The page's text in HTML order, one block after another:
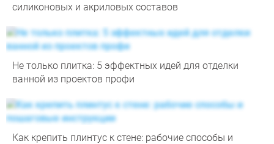
силиконовых и акриловых составов
Не только плитка: 5 эффектных идей для отделки
ванной из проектов профи
Как крепить плинтус к стене: рабочие способы и